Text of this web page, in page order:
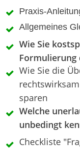
Praxis-
Allgemeines
Wie Sie
Formulierung
​Wie Sie die
sparen
Welche
unbedingt
​Checkliste